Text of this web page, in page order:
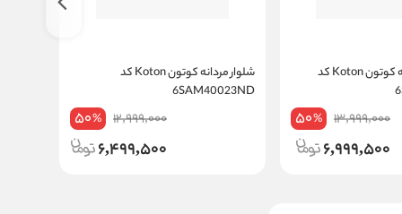
شلوار جین مردانه کوتون Koton کد
13,999,000
50%
6,999,500
شلوار مردانه کوتون Koton کد
6SAM40023ND
12,999,000
50%
6,499,500